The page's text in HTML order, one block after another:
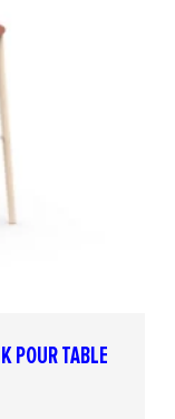
POUR TABLE